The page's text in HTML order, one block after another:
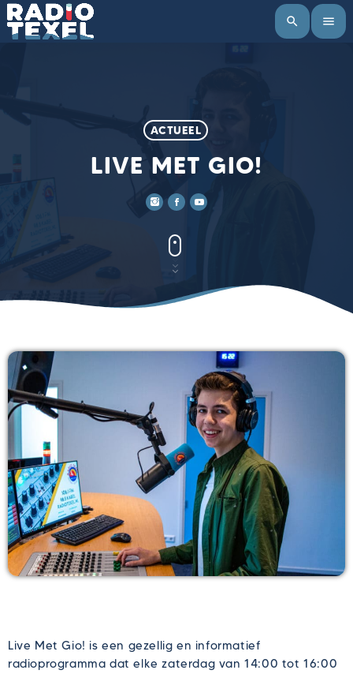
search menu
ACTUEEL
LIVE MET GIO!
Live Met Gio! is een gezellig en informatief
radioprogramma dat elke zaterdag van 14:00 tot 16:00